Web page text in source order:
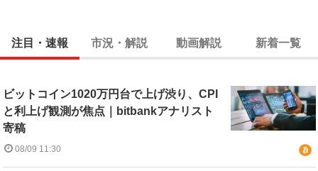
注目・速報 市況・解説 動画解説 新着一覧
ビットコイン1020万円台で上げ渋り、CPI
と利上げ観測が焦点｜bitbankアナリスト
寄稿
08/09 11:30